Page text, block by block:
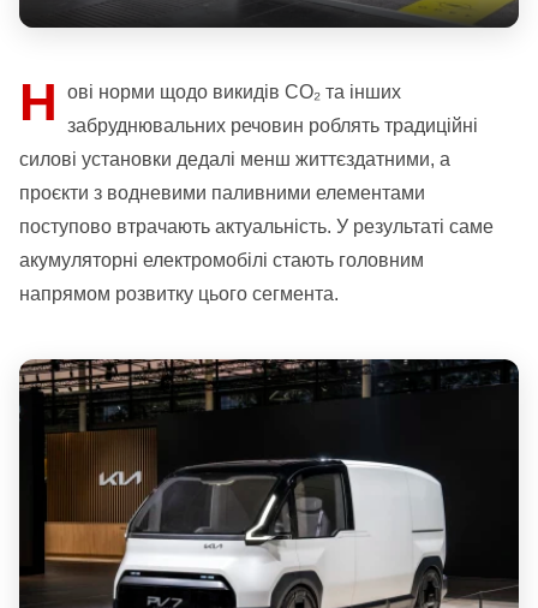
Н
ові норми щодо викидів CO₂ та інших
забруднювальних речовин роблять традиційні
силові установки дедалі менш життєздатними, а
проєкти з водневими паливними елементами
поступово втрачають актуальність. У результаті саме
акумуляторні електромобілі стають головним
напрямом розвитку цього сегмента.